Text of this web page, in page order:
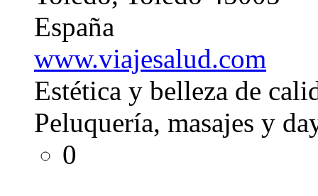
España
www.viajesalud.com
Estética y belleza de
Peluquería, masajes y
0